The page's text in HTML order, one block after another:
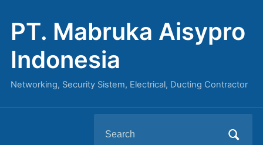
PT. Mabruka Aisypro
Indonesia
Networking, Security Sistem, Electrical, Ducting Contractor
for: